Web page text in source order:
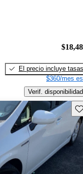
El precio incluye tasas
$360/mes
Verif. disponibilidad